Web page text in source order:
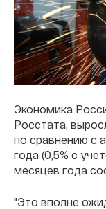
Экономика
Росстата,
по сравнению с
года (0,5% с
месяцев года
"Это вполне